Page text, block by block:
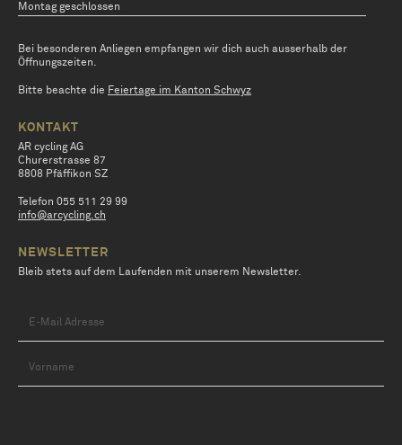
Montag geschlossen
Bei besonderen Anliegen empfangen wir dich auch ausserhalb der
Öffnungszeiten.
Bitte beachte die Feiertage im Kanton Schwyz
KONTAKT
AR cycling AG
Churerstrasse 87
8808 Pfäffikon SZ
Telefon 055 511 29 99
info@arcycling.ch
NEWSLETTER
Bleib stets auf dem Laufenden mit unserem Newsletter.